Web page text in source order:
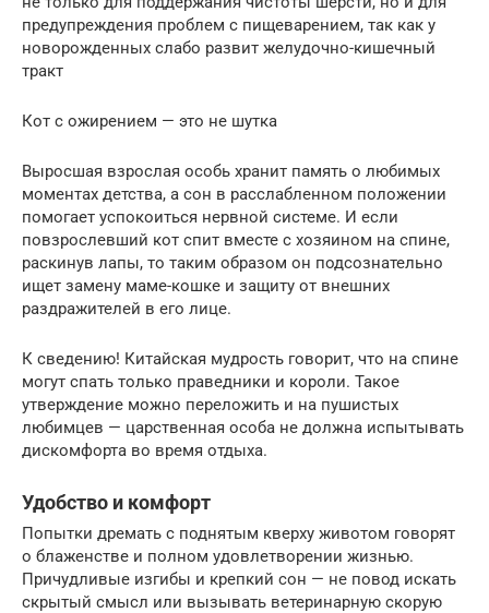
предупреждения проблем с пищеварением, так как у
новорожденных слабо развит желудочно-кишечный
тракт
Кот с ожирением — это не шутка
Выросшая взрослая особь хранит память о любимых
моментах детства, а сон в расслабленном положении
помогает успокоиться нервной системе. И если
повзрослевший кот спит вместе с хозяином на спине,
раскинув лапы, то таким образом он подсознательно
ищет замену маме-кошке и защиту от внешних
раздражителей в его лице.
К сведению! Китайская мудрость говорит, что на спине
могут спать только праведники и короли. Такое
утверждение можно переложить и на пушистых
любимцев — царственная особа не должна испытывать
дискомфорта во время отдыха.
Удобство и комфорт
Попытки дремать с поднятым кверху животом говорят
о блаженстве и полном удовлетворении жизнью.
Причудливые изгибы и крепкий сон — не повод искать
скрытый смысл или вызывать ветеринарную скорую